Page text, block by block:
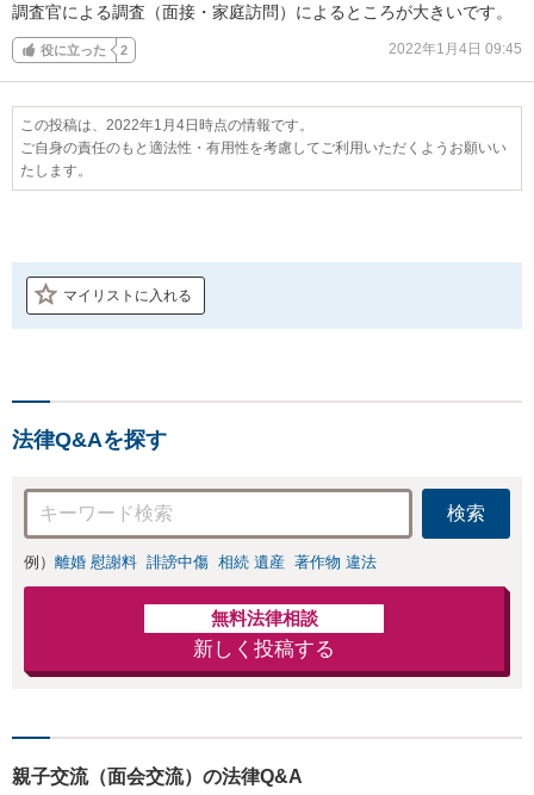
調査官による調査（面接・家庭訪問）によるところが大きいです。
役に立った 2 2022年1月4日 09:45
この投稿は、2022年1月4日時点の情報です。
ご自身の責任のもと適法性・有用性を考慮してご利用いただくようお願いい
たします。
マイリストに入れる
法律Q&Aを探す
検索
例） 離婚 慰謝料 誹謗中傷 相続 遺産 著作物 違法
無料法律相談
新しく投稿する
親子交流（面会交流）の法律Q&A